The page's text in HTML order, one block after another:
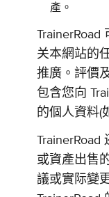
產。
TrainerRoad
关本網站的
推廣。評價
包含您向
的個人資料(
TrainerRoad
或資產出售
議或實际變